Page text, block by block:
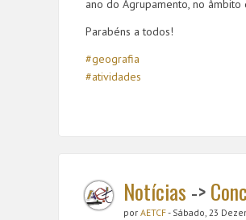
ano do Agrupamento, no
Parabéns a todos!
#geografia
#atividades
Notícias ->
por AETCF- Sábado, 23